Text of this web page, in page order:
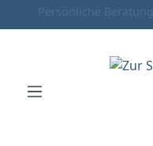
Zum Hauptinhalt
Zur Hauptnavigation